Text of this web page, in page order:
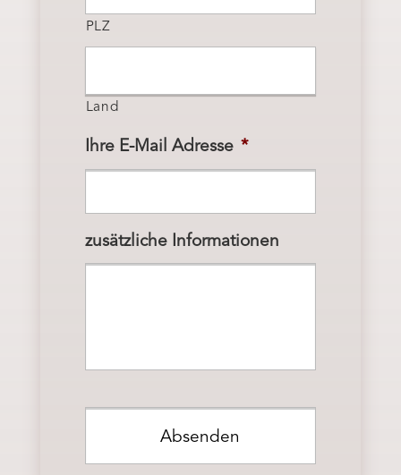
PLZ
Land
Ihre E-Mail Adresse *
zusätzliche Informationen